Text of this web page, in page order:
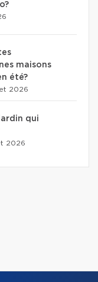
maisons
été?
2026
qui
2026